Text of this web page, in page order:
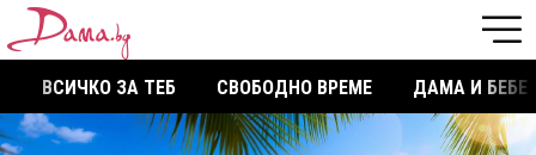
ВСИЧКО ЗА ТЕБ СВОБОДНО ВРЕМЕ ДАМА И БЕБЕ